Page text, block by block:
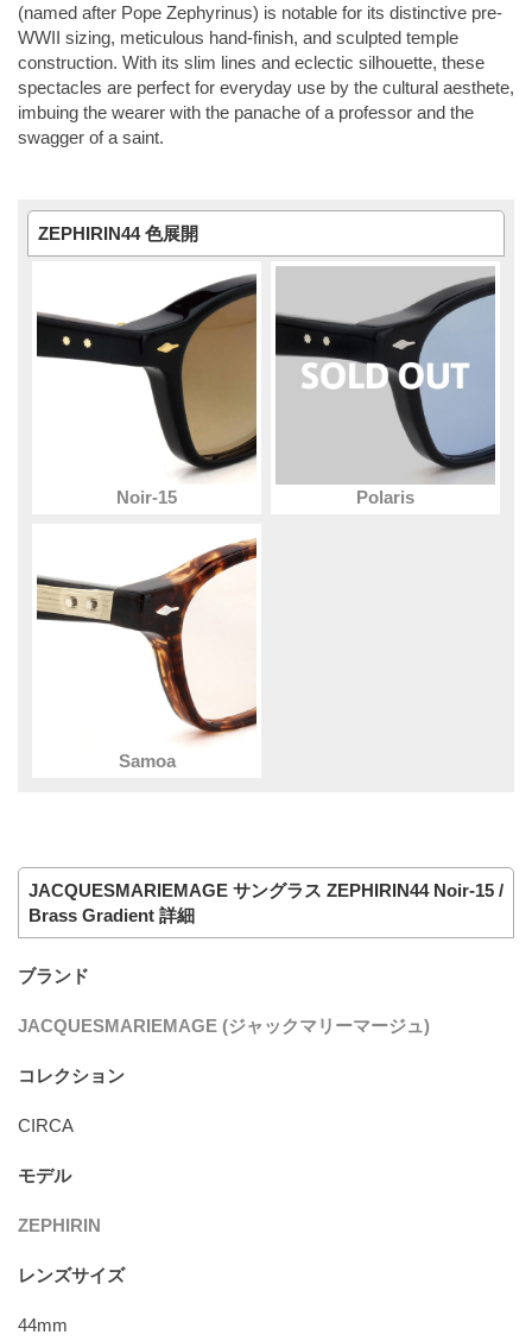
(named after Pope Zephyrinus) is notable for its distinctive pre-
WWII sizing, meticulous hand-finish, and sculpted temple
construction. With its slim lines and eclectic silhouette, these
spectacles are perfect for everyday use by the cultural aesthete,
imbuing the wearer with the panache of a professor and the
swagger of a saint.
ZEPHIRIN44 色展開
Noir-15 Polaris
Samoa
JACQUESMARIEMAGE サングラス ZEPHIRIN44 Noir-15 /
Brass Gradient 詳細
ブランド
JACQUESMARIEMAGE (ジャックマリーマージュ)
コレクション
CIRCA
モデル
ZEPHIRIN
レンズサイズ
44mm